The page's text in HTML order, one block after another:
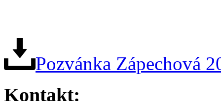
Pozvánka Zápechová
Kontakt: